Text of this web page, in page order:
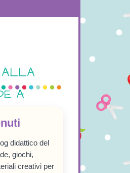
ALLA
A
didattico del
giochi,
creativi per